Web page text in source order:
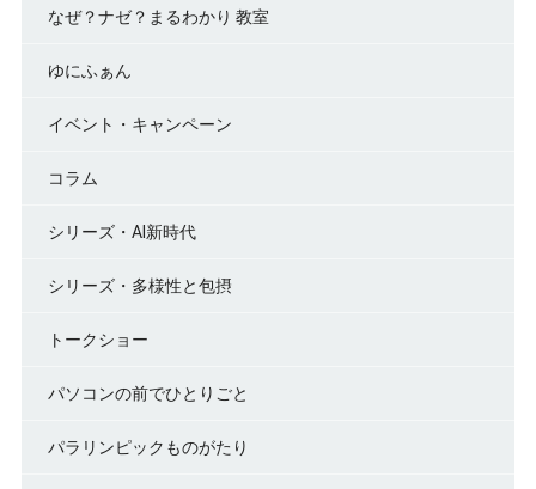
なぜ？ナゼ？まるわかり 教室
ゆにふぁん
イベント・キャンペーン
コラム
シリーズ・AI新時代
シリーズ・多様性と包摂
トークショー
パソコンの前でひとりごと
パラリンピックものがたり